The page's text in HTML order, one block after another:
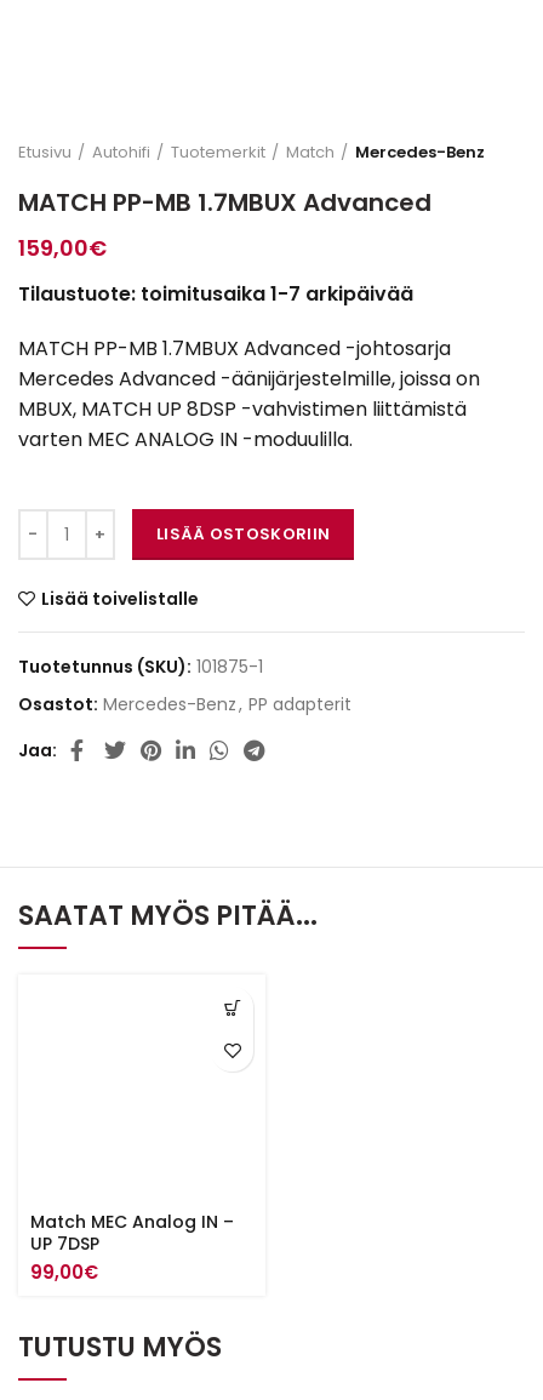
Etusivu Autohifi Tuotemerkit Match Mercedes-Benz
MATCH PP-MB 1.7MBUX Advanced
159,00€
Tilaustuote: toimitusaika 1-7 arkipäivää
MATCH PP-MB 1.7MBUX Advanced -johtosarja
Mercedes Advanced -äänijärjestelmille, joissa on
MBUX, MATCH UP 8DSP -vahvistimen liittämistä
varten MEC ANALOG IN -moduulilla.
MATCH PP-MB 1.7MBUX Advanced määrä
LISÄÄ OSTOSKORIIN
Lisää toivelistalle
Tuotetunnus (SKU): 101875-1
Osastot: Mercedes-Benz, PP adapterit
Jaa
SAATAT MYÖS PITÄÄ...
Match MEC Analog IN –
UP 7DSP
99,00€
TUTUSTU MYÖS